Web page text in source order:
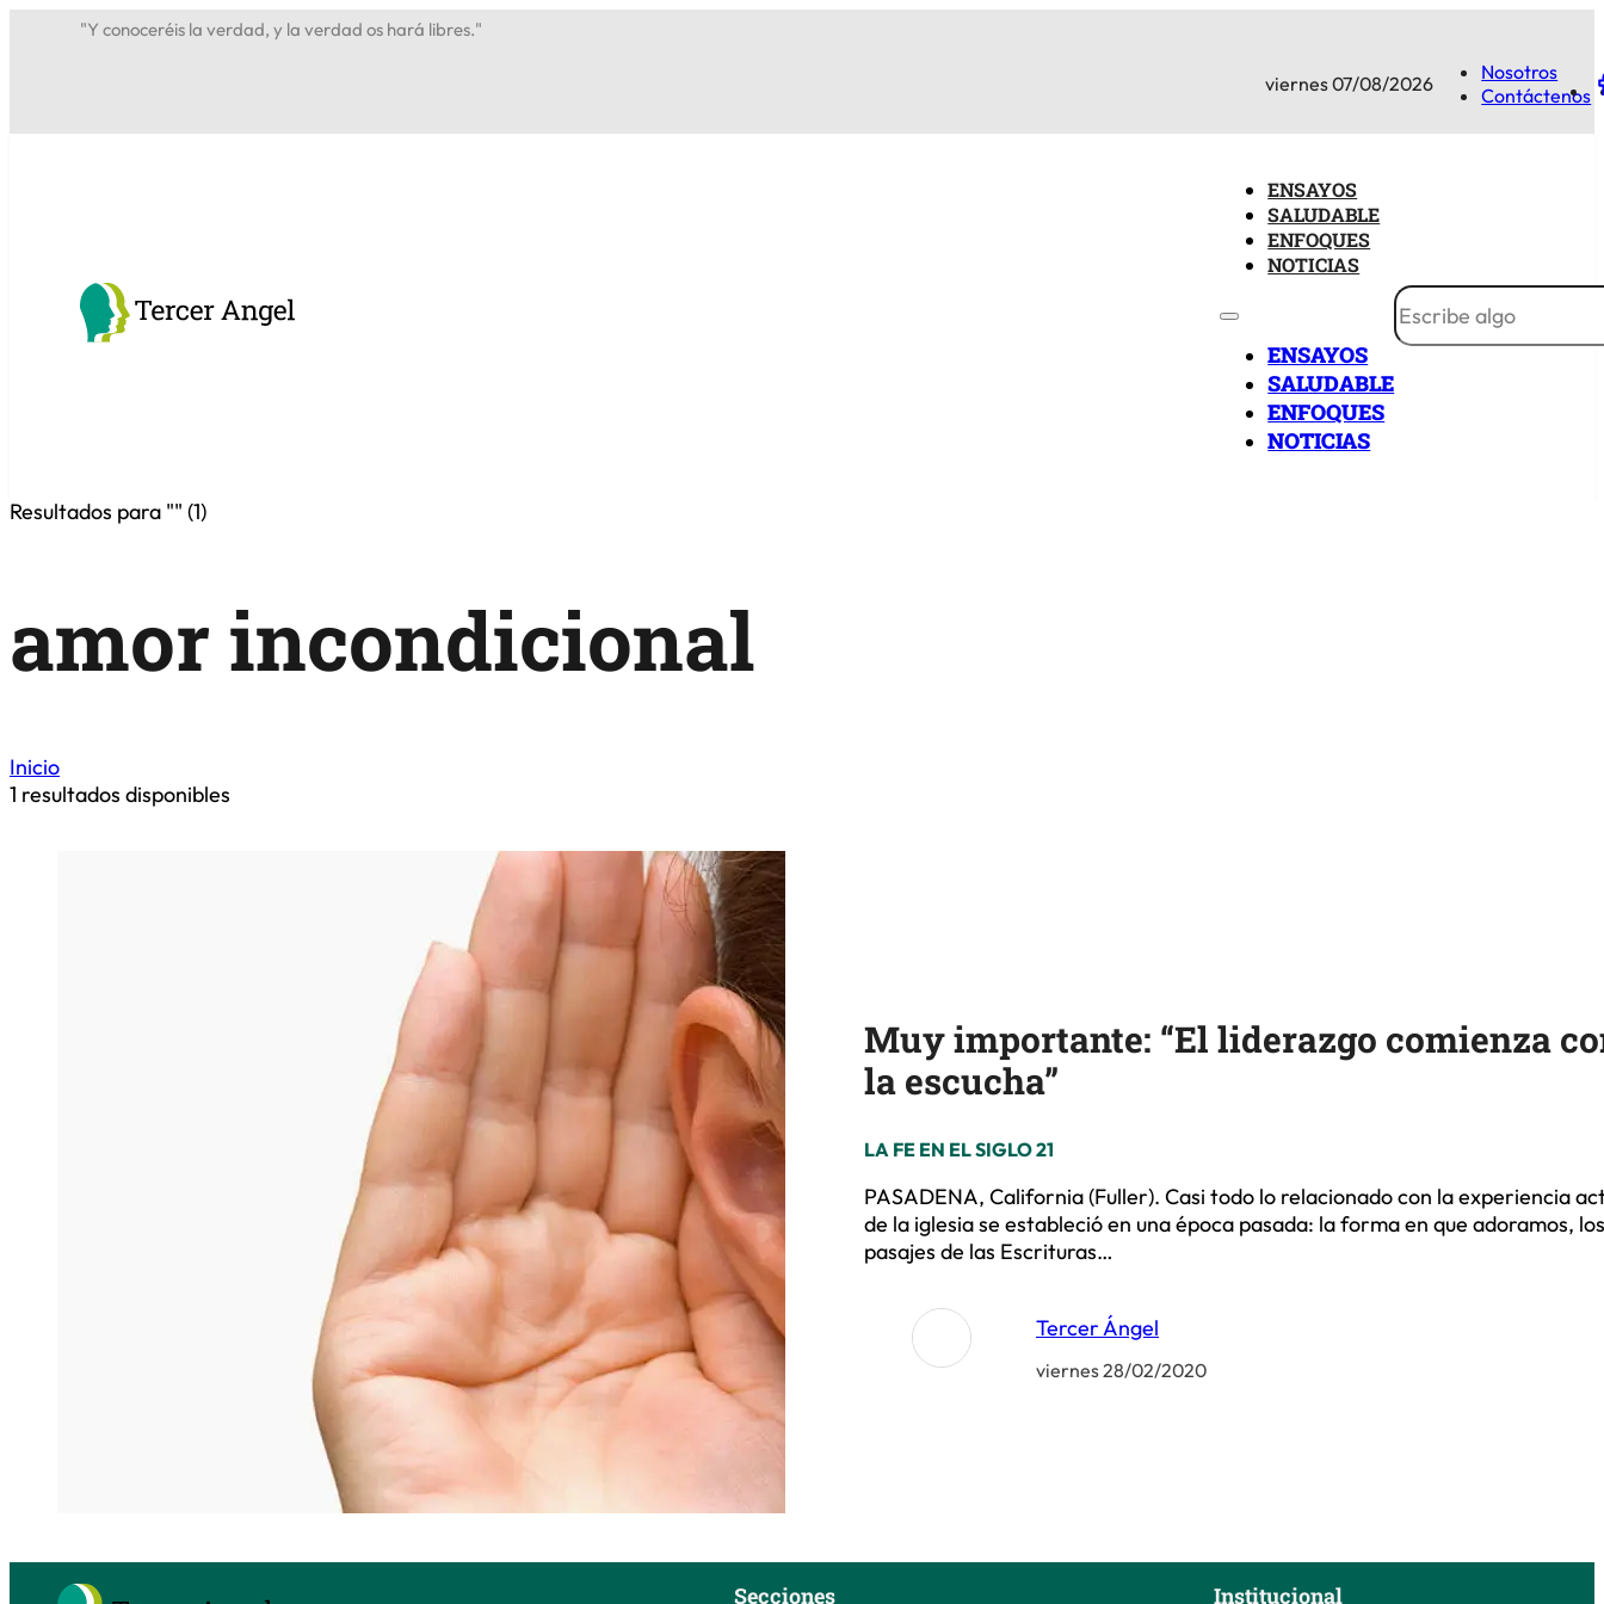
"Y conoceréis la verdad, y la verdad os hará libres."
viernes 07/08/2026
Nosotros
Contáctenos
ENSAYOS
SALUDABLE
ENFOQUES
NOTICIAS
ENSAYOS
SALUDABLE
ENFOQUES
NOTICIAS
Resultados para "" (1)
amor incondicional
Inicio
1 resultados disponibles
Muy importante: “El liderazgo comienza
la escucha”
LA FE EN EL SIGLO 21
PASADENA, California (Fuller). Casi todo lo relacionado con la experiencia
de la iglesia se estableció en una época pasada: la forma en que adoramos,
pasajes de las Escrituras…
Tercer Ángel
viernes 28/02/2020
Secciones Institucional